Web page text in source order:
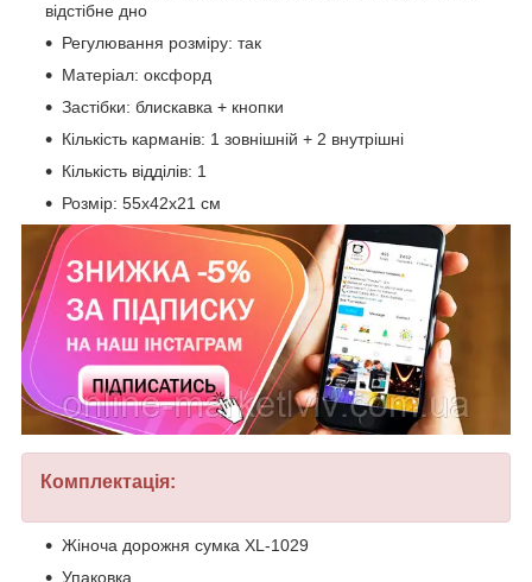
відстібне дно
Регулювання розміру: так
Матеріал: оксфорд
Застібки: блискавка + кнопки
Кількість карманів: 1 зовнішній + 2 внутрішні
Кількість відділів: 1
Розмір: 55х42х21 см
Комплектація:
Жіноча дорожня сумка XL-1029
Упаковка